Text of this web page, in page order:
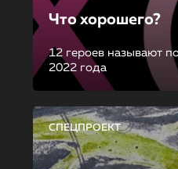
Что хорошего?
12 героев называют
2022 года
СПЕЦПРОЕКТ